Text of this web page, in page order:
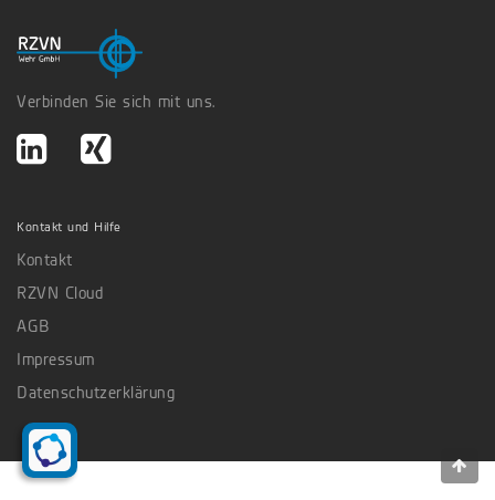
Verbinden Sie sich mit uns.
Kontakt und Hilfe
Kontakt
RZVN Cloud
AGB
Impressum
Datenschutzerklärung